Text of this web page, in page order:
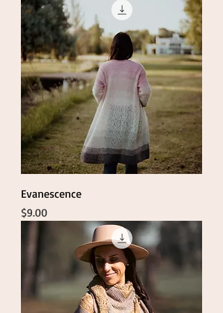
Evanescence
Price
$9.00